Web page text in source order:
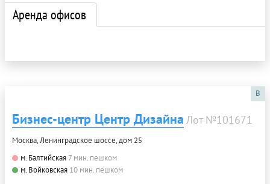
Аренда офисов
B
Бизнес-центр Центр Дизайна Лот №101671
Москва, Ленинградское шоссе, дом 25
м. Балтийская 7 мин. пешком
м. Войковская 10 мин. пешком